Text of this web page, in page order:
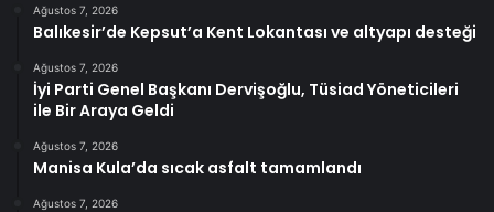
Ağustos 7, 2026
Balıkesir’de Kepsut’a Kent Lokantası ve altyapı desteği
Ağustos 7, 2026
İyi Parti Genel Başkanı Dervişoğlu, Tüsiad Yöneticileri
ile Bir Araya Geldi
Ağustos 7, 2026
Manisa Kula’da sıcak asfalt tamamlandı
Ağustos 7, 2026